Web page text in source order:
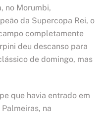
no Morumbi,
da Supercopa Rei, o
completamente
deu descanso para
de domingo, mas
que havia entrado em
na